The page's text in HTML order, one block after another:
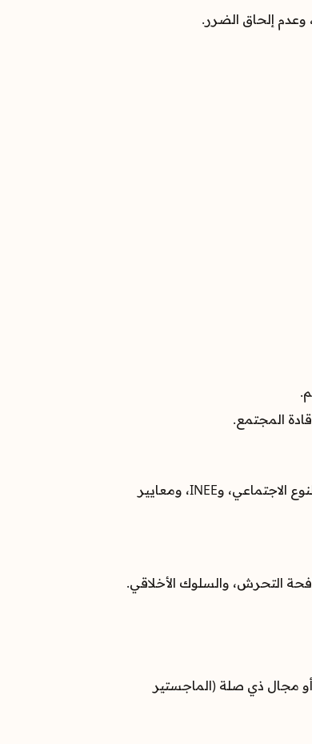
المجتمع.
ضمان توافق البرامج مع السياسات الوطنية والمعايير الدولية (مثل CPMS، ومعايير الحد الأدنى للعنف القائم على النوع الاجتماعي، وINEE، ومعايير
أو مجال ذي صلة (الماجستير